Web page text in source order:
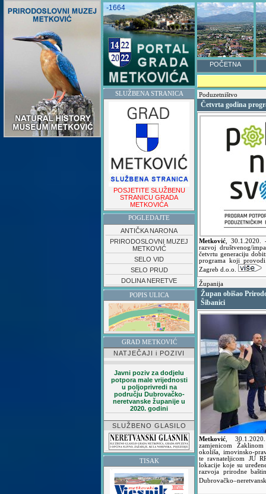
-1664
POČETNA
SLUŽBENA STRANICA
POSJETITE SLUŽBENU
STRANICU GRADA
METKOVIĆA
POGLEDAJTE
ANTIČKA NARONA
PRIRODOSLOVNI MUZEJ
METKOVIĆ
SELO VID
SELO PRUD
DOLINA NERETVE
POPIS ULICA
GRAD METKOVIĆ
NATJEČAJI i POZIVI
Javni poziv za dodjelu
potpora male vrijednosti
u poljoprivredi na
području Dubrovačko-
neretvanske županije u
2020. godini
SLUŽBENO GLASILO
TISAK
Poduzetništvo
Četvrta godina
Metković 30.1.2020.
razvoj društvenog/
četvrtu generaciju
programa koji
Zagreb d.o.o.
Županija
Župan obišao
Šibanici
Metković
zamjenicom
okoliša, imovinsko-
te ravnateljicom JU
lokacije koje su
razvoja prirodne